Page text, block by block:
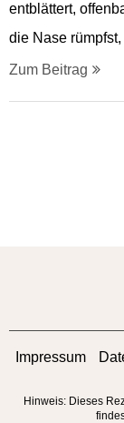
entblättert,
die Nase
Zum Beitrag
Impressum
Hinweis: Dieses